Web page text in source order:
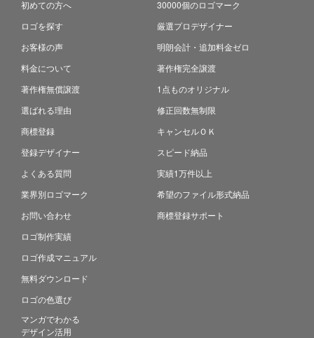
初めての方へ
ロゴを探す
お客様の声
料金について
著作権無償譲渡
選ばれる理由
商標登録
登録デザイナー
よくある質問
業界別ロゴマーク
お問い合わせ
ロゴ制作実績
ロゴ作成マニュアル
無料ダウンロード
ロゴの色選び
マンガでわかる
デザイン活用
30000個のロゴマーク
厳選プロデザイナー
明朗会計・追加料金ゼロ
著作権完全譲渡
1点ものオリジナル
修正回数無制限
キャンセルＯＫ
スピード納品
実績1万件以上
希望のファイル形式納品
商標登録サポート